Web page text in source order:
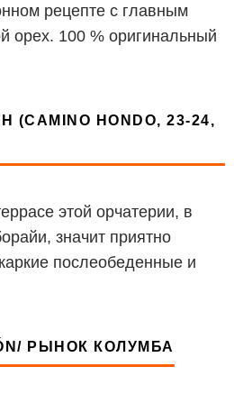
рецепте с главным
орех. 100 % оригинальный
(CAMINO HONDO, 23-24,
этой орчатерии, в
значит приятно
послеобеденные и
/ РЫНОК КОЛУМБА